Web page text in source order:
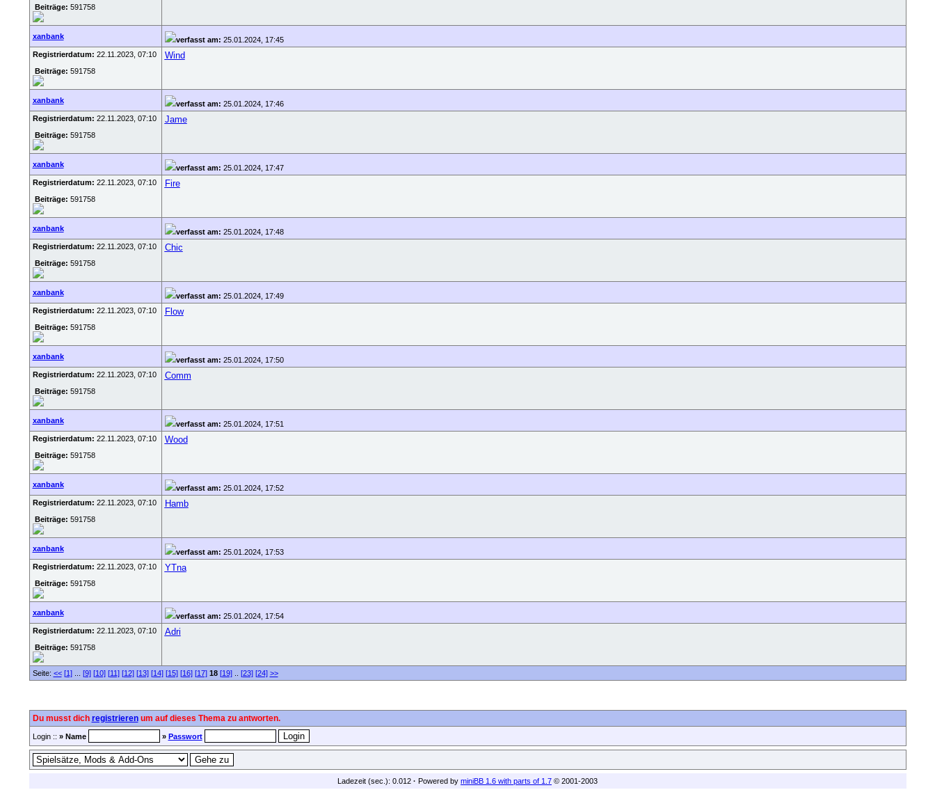
Beiträge: 591758
xanbank verfasst am: 25.01.2024, 17:45
Registrierdatum: 22.11.2023, 07:10
Beiträge: 591758
Wind
xanbank verfasst am: 25.01.2024, 17:46
Registrierdatum: 22.11.2023, 07:10
Beiträge: 591758
Jame
xanbank verfasst am: 25.01.2024, 17:47
Registrierdatum: 22.11.2023, 07:10
Beiträge: 591758
Fire
xanbank verfasst am: 25.01.2024, 17:48
Registrierdatum: 22.11.2023, 07:10
Beiträge: 591758
Chic
xanbank verfasst am: 25.01.2024, 17:49
Registrierdatum: 22.11.2023, 07:10
Beiträge: 591758
Flow
xanbank verfasst am: 25.01.2024, 17:50
Registrierdatum: 22.11.2023, 07:10
Beiträge: 591758
Comm
xanbank verfasst am: 25.01.2024, 17:51
Registrierdatum: 22.11.2023, 07:10
Beiträge: 591758
Wood
xanbank verfasst am: 25.01.2024, 17:52
Registrierdatum: 22.11.2023, 07:10
Beiträge: 591758
Hamb
xanbank verfasst am: 25.01.2024, 17:53
Registrierdatum: 22.11.2023, 07:10
Beiträge: 591758
YTna
xanbank verfasst am: 25.01.2024, 17:54
Registrierdatum: 22.11.2023, 07:10
Beiträge: 591758
Adri
Seite: << [1]... [9] [10] [11] [12] [13] [14] [15] [16] [17] 18 [19].. [23] [24] >>
Du musst dich registrierenum auf dieses Thema zu antworten.
Login :: » Name » Passwort
Ladezeit (sec.): 0.012 · Powered by miniBB 1.6 with parts of 1.7 © 2001-2003